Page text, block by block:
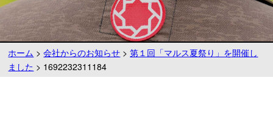
ホーム >会社からのお知らせ >第１回「マルス夏祭り」を開催し
ました > 1692232311184